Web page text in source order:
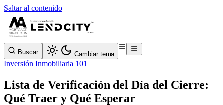
Saltar al contenido
Buscar Cambiar tema
Inversión Inmobiliaria 101
Lista de Verificación del Día del Cierre:
Qué Traer y Qué Esperar